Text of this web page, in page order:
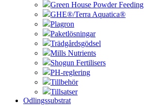
Green House Powder Feeding
GHE®/Terra Aquatica®
Plagron
Paketlösningar
Trädgårdsgödsel
Mills Nutrients
Shogun Fertilisers
PH-reglering
Tillbehör
Tillsatser
Odlingssubstrat